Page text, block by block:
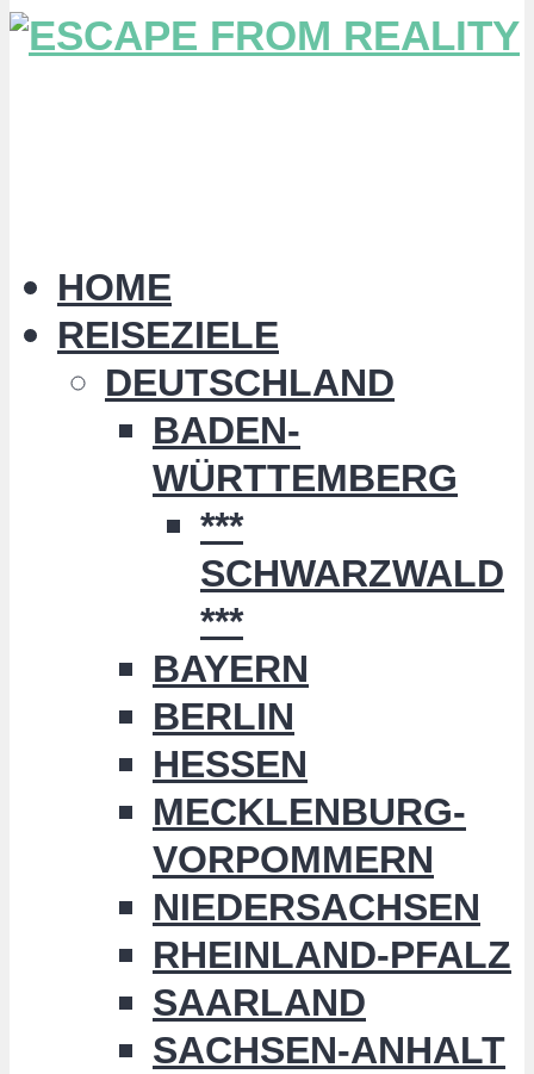
HOME
REISEZIELE
DEUTSCHLAND
BADEN-
WÜRTTEMBERG
***
SCHWARZWALD
***
BAYERN
BERLIN
HESSEN
MECKLENBURG-
VORPOMMERN
NIEDERSACHSEN
RHEINLAND-PFALZ
SAARLAND
SACHSEN-ANHALT